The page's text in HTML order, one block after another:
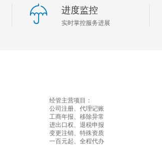
进度监控
实时掌控服务进展
经管主营项目：
公司注册、代理记账
工商年报、移除异常
进出口权、退税申报
变更注销、特殊资质
一百元起、全程代办